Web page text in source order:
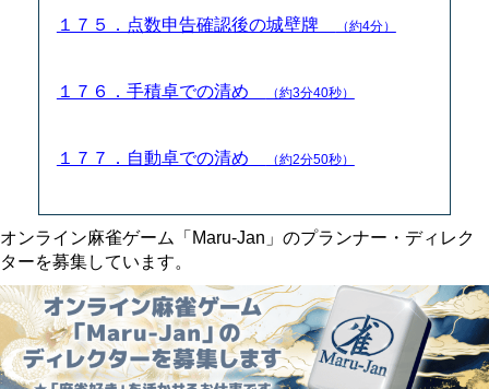
１７５．点数申告確認後の城壁牌 （約4分）
１７６．手積卓での清め （約3分40秒）
１７７．自動卓での清め （約2分50秒）
オンライン麻雀ゲーム「Maru-Jan」のプランナー・ディレク
ターを募集しています。